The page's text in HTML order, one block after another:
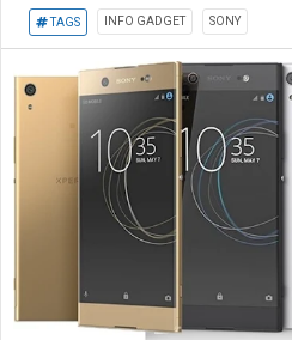
TAGS INFO GADGET SONY